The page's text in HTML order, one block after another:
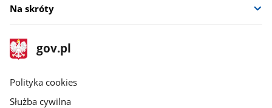
Na skróty
stopka
gov.pl
Strona
gov.pl
gov.pl
Polityka cookies
Służba cywilna